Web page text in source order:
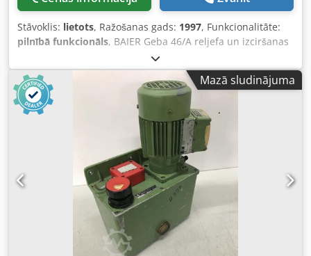
Stāvoklis: lietots, Ražošanas gads: 1997, Funkcionalitāte:
pilnībā funkcionāls, BAIER Geba 46/A reljefa un izciršanas
mašīna, ražošanas gads 1997 pilnībā darba kārtībā - divas
caurumštancēšanas vienības - geotīna griezējs -
ekspluatācijas dokumentācija Chsdpoyt Igwefx Aicsa maks.
materiāla platums: 250 mm maks. štancēšanas platums:
240 mm sildīšanas jauda: 2200 W reljefa spēks: 100 kN
Mazā sludinājuma